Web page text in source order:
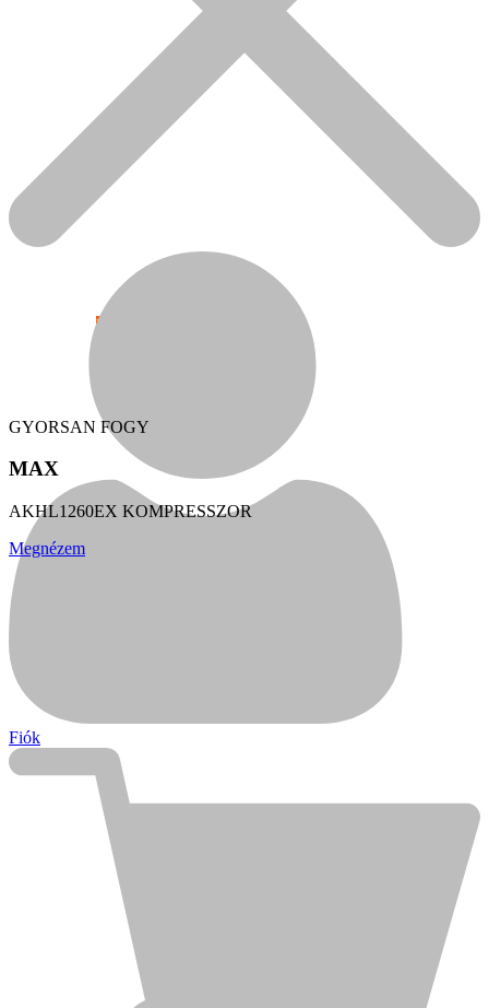
Népszerű!
Kihlberg
Fiók
GYORSAN FOGY
MAX
AKHL1260EX KOMPRESSZOR
Megnézem